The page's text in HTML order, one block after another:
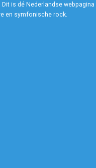
is dé Nederlandse
en symfonische rock.